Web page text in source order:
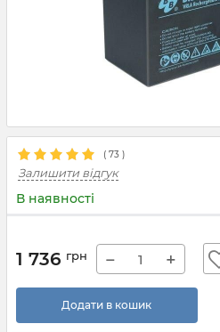
( 73 )
Залишити відгук
В наявності
1 736 грн − +
Додати в кошик